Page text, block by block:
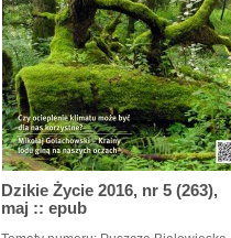
Dzikie Życie 2016, nr 5 (263),
maj :: epub